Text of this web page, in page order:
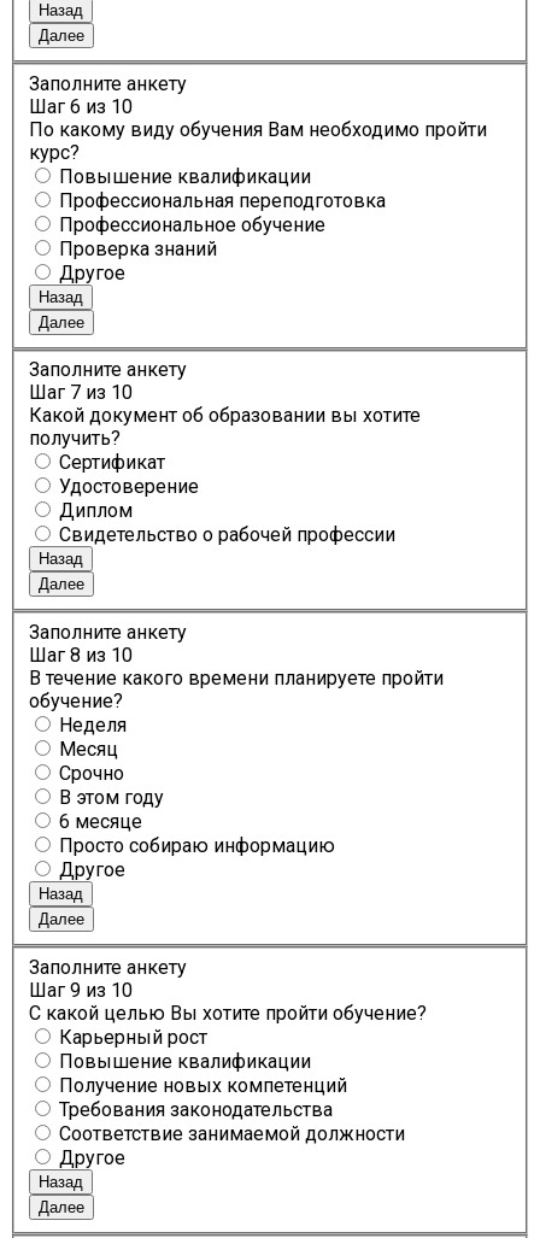
Назад
Далее
Заполните анкету
Шаг 6 из 10
По какому виду обучения Вам необходимо пройти
курс?
Повышение квалификации
Профессиональная переподготовка
Профессиональное обучение
Проверка знаний
Другое
Назад
Далее
Заполните анкету
Шаг 7 из 10
Какой документ об образовании вы хотите
получить?
Сертификат
Удостоверение
Диплом
Свидетельство о рабочей профессии
Назад
Далее
Заполните анкету
Шаг 8 из 10
В течение какого времени планируете пройти
обучение?
Неделя
Месяц
Срочно
В этом году
6 месяце
Просто собираю информацию
Другое
Назад
Далее
Заполните анкету
Шаг 9 из 10
С какой целью Вы хотите пройти обучение?
Карьерный рост
Повышение квалификации
Получение новых компетенций
Требования законодательства
Соответствие занимаемой должности
Другое
Назад
Далее